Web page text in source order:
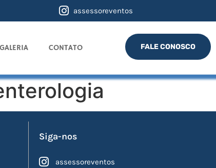
assessoreventos
GALERIA CONTATO FALE CONOSCO
Siga-nos
assessoreventos